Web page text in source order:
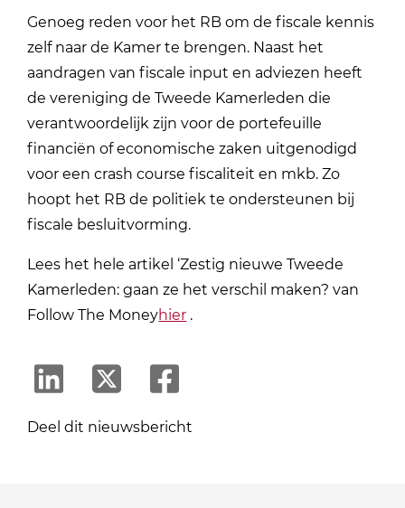
Genoeg reden voor het RB om de fiscale kennis
zelf naar de Kamer te brengen. Naast het
aandragen van fiscale input en adviezen heeft
de vereniging de Tweede Kamerleden die
verantwoordelijk zijn voor de portefeuille
financiën of economische zaken uitgenodigd
voor een crash course fiscaliteit en mkb. Zo
hoopt het RB de politiek te ondersteunen bij
fiscale besluitvorming.
Lees het hele artikel ‘Zestig nieuwe Tweede
Kamerleden: gaan ze het verschil maken? van
Follow The Moneyhier .
Deel dit nieuwsbericht